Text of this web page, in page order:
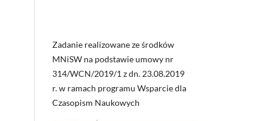
Zadanie realizowane ze środków
MNiSW na podstawie umowy nr
314/WCN/2019/1 z dn. 23.08.2019
r. w ramach programu Wsparcie dla
Czasopism Naukowych